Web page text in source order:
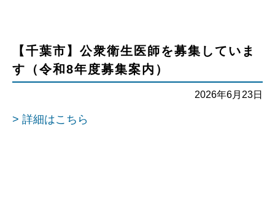
【千葉市】公衆衛生医師を募集していま
す（令和8年度募集案内）
2026年6月23日
> 詳細はこちら